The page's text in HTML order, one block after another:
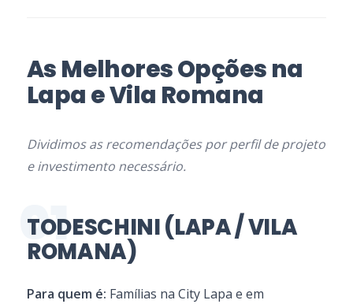
As Melhores Opções na
Lapa e Vila Romana
Dividimos as recomendações por perfil de projeto
e investimento necessário.
01
TODESCHINI (LAPA / VILA
ROMANA)
Para quem é: Famílias na City Lapa e em